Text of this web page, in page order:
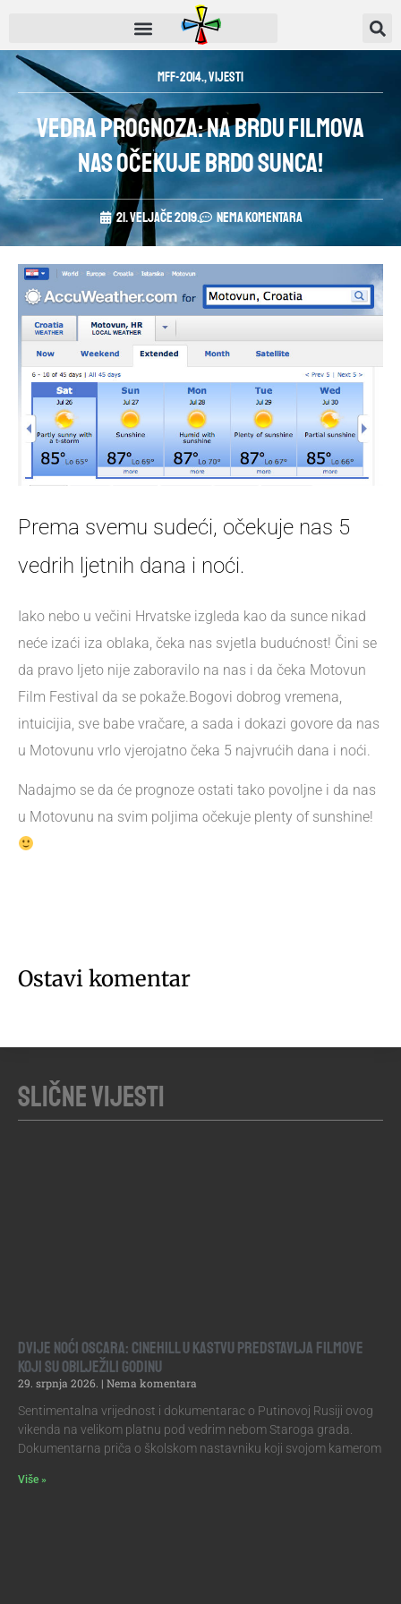
MFF-2014.,Vijesti
Vedra prognoza: na brdu filmova
nas očekuje brdo sunca!
21. veljače 2019. Nema komentara
Prema svemu sudeći, očekuje nas 5
vedrih ljetnih dana i noći.
Iako nebo u večini Hrvatske izgleda kao da sunce nikad
neće izaći iza oblaka, čeka nas svjetla budućnost! Čini se
da pravo ljeto nije zaboravilo na nas i da čeka Motovun
Film Festival da se pokaže.Bogovi dobrog vremena,
intuicijia, sve babe vračare, a sada i dokazi govore da nas
u Motovunu vrlo vjerojatno čeka 5 najvrućih dana i noći.
Nadajmo se da će prognoze ostati tako povoljne i da nas
u Motovunu na svim poljima očekuje plenty of sunshine!
Ostavi komentar
Slične vijesti
DVIJE NOĆI OSCARA: CINEHILL U KASTVU PREDSTAVLJA FILMOVE
KOJI SU OBILJEŽILI GODINU
29. srpnja 2026.
Nema komentara
Sentimentalna vrijednost i dokumentarac o Putinovoj Rusiji ovog
vikenda na velikom platnu pod vedrim nebom Staroga grada.
Dokumentarna priča o školskom nastavniku koji svojom kamerom
Više »